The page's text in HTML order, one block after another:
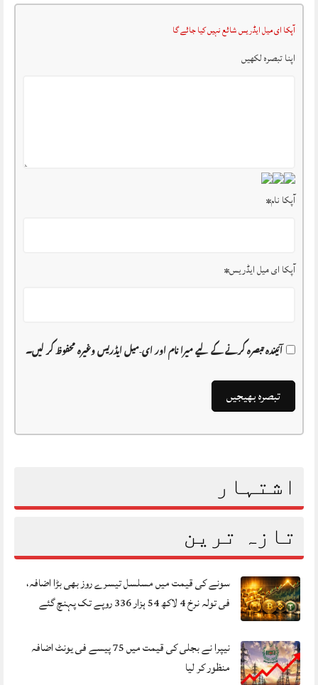
آپکا ای میل ایڈریس شائع نہیں کیا جائے گا
اپنا تبصرہ لکھیں
آپکا نام*
آپکا ای میل ایڈریس*
آئیندہ تبصرہ کرنے کے لیے میرا نام اور ای-میل ایڈریس وغیرہ محفوظ کر لیں۔
اشتہار
تازہ ترین
سونے کی قیمت میں مسلسل تیسرے روز بھی بڑا اضافہ،
فی تولہ نرخ 4 لاکھ 54 ہزار 336 روپے تک پہنچ گئے
نیپرا نے بجلی کی قیمت میں 75 پیسے فی یونٹ اضافہ
منظور کر لیا